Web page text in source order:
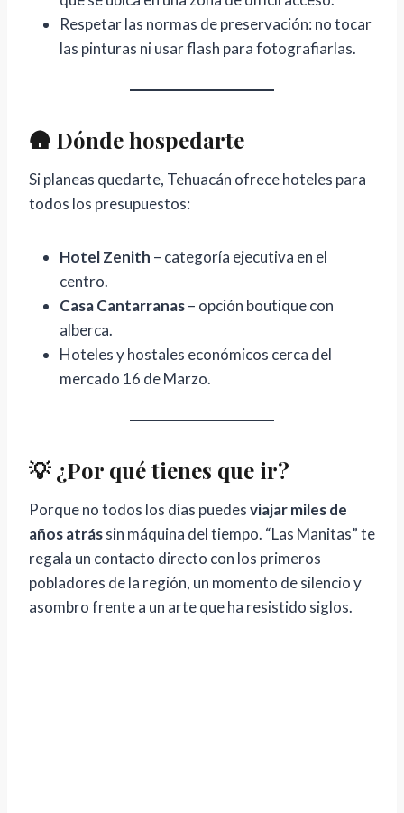
d
a
a
n
Respetar las normas de preservación: no tocar
las pinturas ni usar flash para fotografiarlas.
🛖 Dónde hospedarte
Si planeas quedarte, Tehuacán ofrece hoteles para
todos los presupuestos:
Hotel Zenith – categoría ejecutiva en el
centro.
Casa Cantarranas– opción boutique con
alberca.
Hoteles y hostales económicos cerca del
mercado 16 de Marzo.
💡 ¿Por qué tienes que ir?
Porque no todos los días puedesviajar miles de
años atrássin máquina del tiempo. “Las Manitas” te
regala un contacto directo con los primeros
pobladores de la región, un momento de silencio y
asombro frente a un arte que ha resistido siglos.